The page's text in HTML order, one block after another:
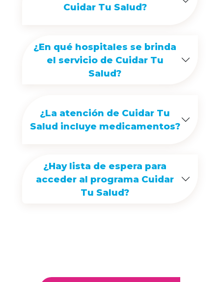
Cuidar Tu Salud?
¿En qué hospitales se brinda
el servicio de Cuidar Tu
Salud?
¿La atención de Cuidar Tu
Salud incluye medicamentos?
¿Hay lista de espera para
acceder al programa Cuidar
Tu Salud?